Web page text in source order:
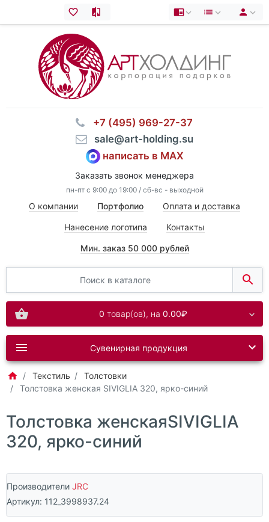
⠀+7 (495) 969-27-37
⠀sale@art-holding.su
написать в MAX
Заказать звонок менеджера
пн-пт с 9:00 до 19:00 / сб-вс - выходной
О компании Портфолио Оплата и доставка
Нанесение логотипа Контакты
Мин. заказ 50 000 рублей
0 товар(ов), на 0.00₽
Сувенирная продукция
Текстиль
Толстовки
Толстовка женская SIVIGLIA 320, ярко-синий
Толстовка женскаяSIVIGLIA
320, ярко-синий
Производители JRC
Артикул: 112_3998937.24